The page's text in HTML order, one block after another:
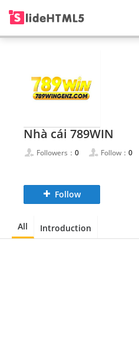
Nhà cái 789WIN
Followers： 0 Follow： 0
Follow
All Introduction